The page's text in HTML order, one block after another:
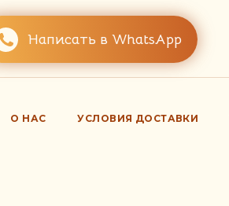
Написать в WhatsApp
О НАС УСЛОВИЯ ДОСТАВКИ